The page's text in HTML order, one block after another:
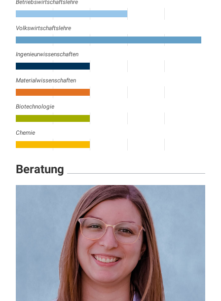
Betriebswirtschaftslehre(3/5)
Volkswirtschaftslehre(5/5)
Ingenieurwissenschaften(2/5)
Materialwissenschaften(2/5)
Biotechnologie(2/5)
Chemie(2/5)
Beratung